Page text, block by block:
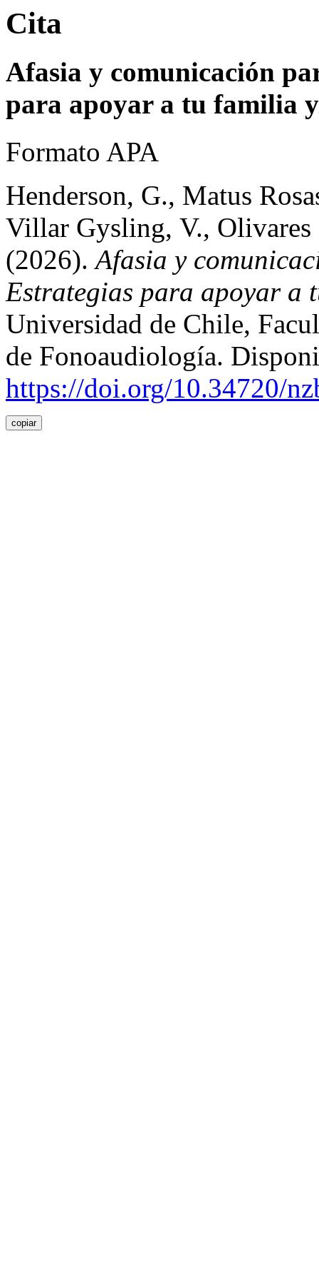
Cita
Afasia y comunicación
para apoyar a tu familia
Formato APA
Henderson, G., Matus
Villar Gysling, V.,
(2026). Afasia y
Estrategias para apoyar a
Universidad de Chile,
de Fonoaudiología.
https://doi.org/10.34720/
copiar